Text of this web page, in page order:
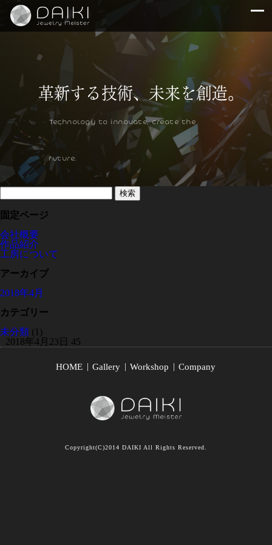
Technology to innovate, create the
future.
検
索:
固定ページ
会社概要
作品紹介
工房について
アーカイブ
2018年4月
カテゴリー
未分類 (1)
2018年4月23日 45
HOME Gallery Workshop Company
Copyright(C)2014 DAIKI All Rights Reserved.